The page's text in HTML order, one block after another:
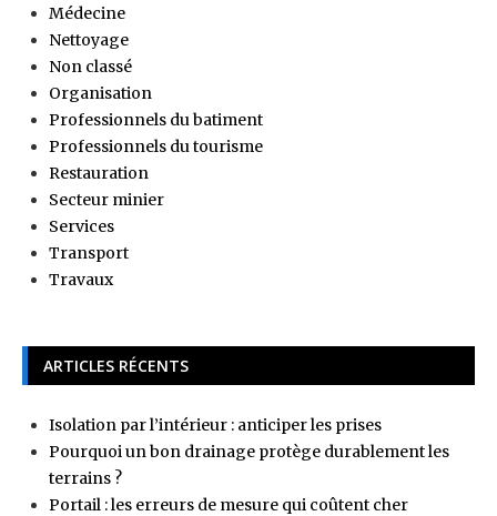
Médecine
Nettoyage
Non classé
Organisation
Professionnels du batiment
Professionnels du tourisme
Restauration
Secteur minier
Services
Transport
Travaux
ARTICLES RÉCENTS
Isolation par l’intérieur : anticiper les prises
Pourquoi un bon drainage protège durablement les
terrains ?
Portail : les erreurs de mesure qui coûtent cher